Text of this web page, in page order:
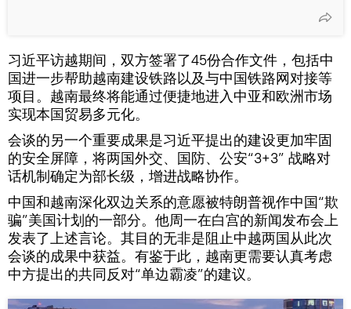
习近平访越期间，双方签署了45份合作文件，包括中
国进一步帮助越南建设铁路以及与中国铁路网对接等
项目。越南最终将能通过便捷地进入中亚和欧洲市场
实现本国贸易多元化。
会谈的另一个重要成果是习近平提出的建设更加牢固
的安全屏障，将两国外交、国防、公安“3+3” 战略对
话机制确定为部长级，增进战略协作。
中国和越南深化双边关系的意愿被特朗普视作中国“欺
骗”美国计划的一部分。他周一在白宫的新闻发布会上
发表了上述言论。其目的无非是阻止中越两国从此次
会谈的成果中获益。有鉴于此，越南更需要认真考虑
中方提出的共同反对“单边霸凌”的建议。